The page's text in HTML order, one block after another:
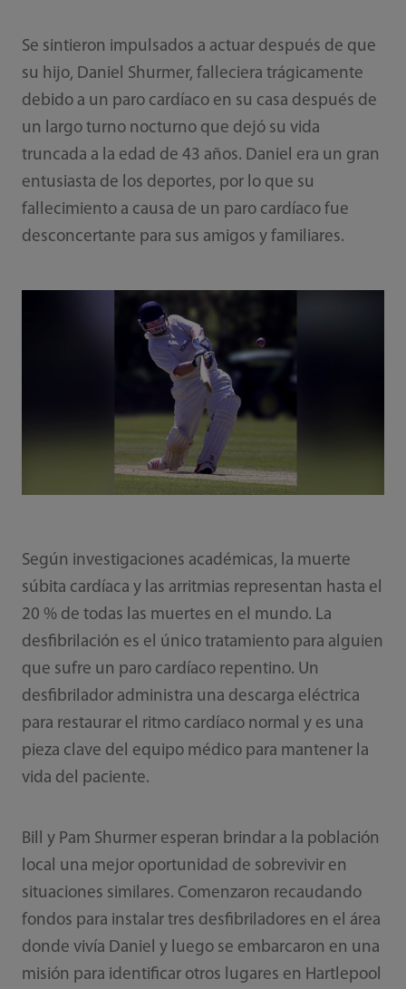
Se sintieron impulsados a actuar después de que
su hijo, Daniel Shurmer, falleciera trágicamente
debido a un paro cardíaco en su casa después de
un largo turno nocturno que dejó su vida
truncada a la edad de 43 años. Daniel era un gran
entusiasta de los deportes, por lo que su
fallecimiento a causa de un paro cardíaco fue
desconcertante para sus amigos y familiares.
Según investigaciones académicas, la muerte
súbita cardíaca y las arritmias representan hasta el
20 % de todas las muertes en el mundo. La
desfibrilación es el único tratamiento para alguien
que sufre un paro cardíaco repentino. Un
desfibrilador administra una descarga eléctrica
para restaurar el ritmo cardíaco normal y es una
pieza clave del equipo médico para mantener la
vida del paciente.
Bill y Pam Shurmer esperan brindar a la población
local una mejor oportunidad de sobrevivir en
situaciones similares. Comenzaron recaudando
fondos para instalar tres desfibriladores en el área
donde vivía Daniel y luego se embarcaron en una
misión para identificar otros lugares en Hartlepool